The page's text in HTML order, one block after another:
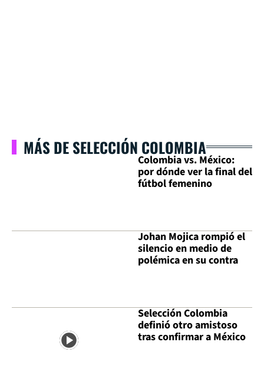
MÁS DE SELECCIÓN COLOMBIA
Colombia vs. México:
por dónde ver la final del
fútbol femenino
Johan Mojica rompió el
silencio en medio de
polémica en su contra
Selección Colombia
definió otro amistoso
tras confirmar a México